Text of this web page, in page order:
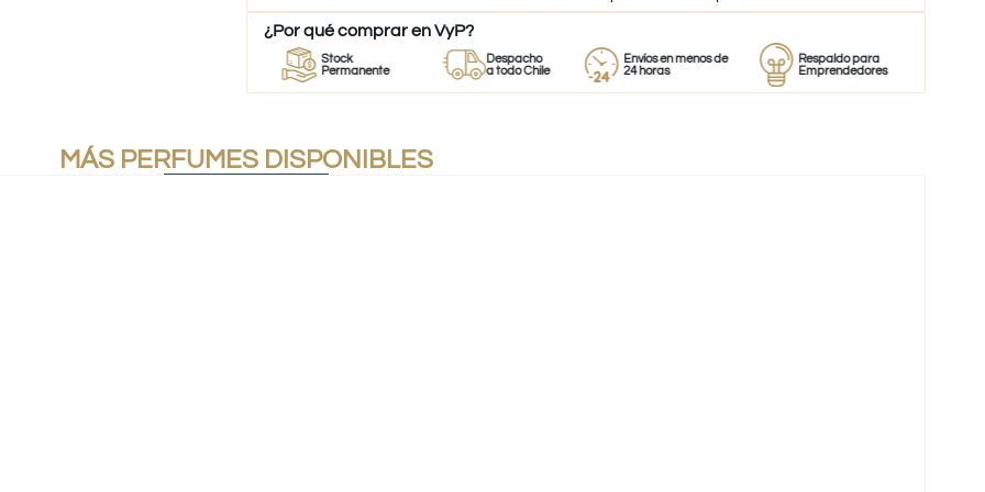
¿Por qué comprar en VyP?
Stock
Permanente
Despacho
a todo Chile
Envíos en menos de
24 horas
Respaldo para
Emprendedores
MÁS PERFUMES DISPONIBLES